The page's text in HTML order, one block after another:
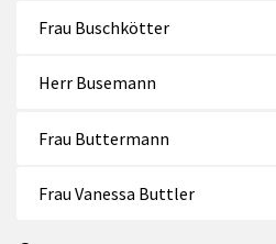
Frau Buschkötter
Herr Busemann
Frau Buttermann
Frau Vanessa Buttler